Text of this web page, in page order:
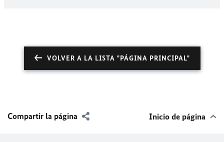
VOLVER A LA LISTA "PÁGINA PRINCIPAL"
Compartir la página Inicio de página